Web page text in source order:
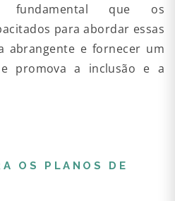
fundamental que os
para abordar essas
abrangente e fornecer um
promova a inclusão e a
OS PLANOS DE